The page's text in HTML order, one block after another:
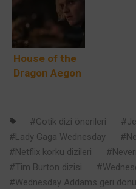
Bölümlere İlk
Bakış
House of the
Dragon Aegon
Gotik dizi önerileri
Lady Gaga Wednesday
Netflix korku dizileri
Tim Burton dizisi
Wednesday Addams geri